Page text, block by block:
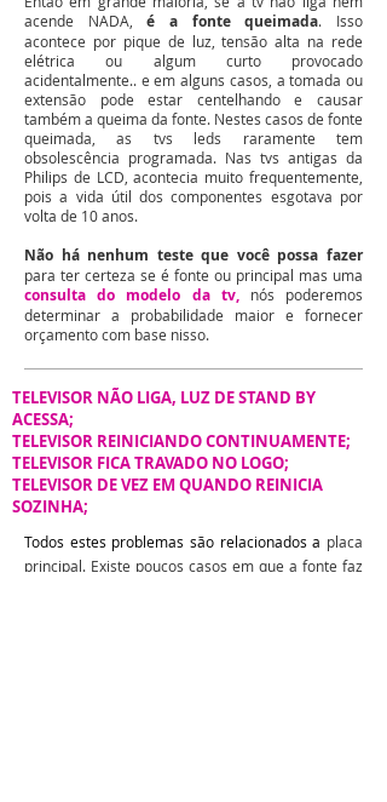
acende NADA,é a fonte queimada. Isso
acontece por pique de luz, tensão alta na rede
elétrica ou algum curto provocado
acidentalmente.. e em alguns casos, a tomada ou
extensão pode estar centelhando e causar
também a queima da fonte. Nestes casos de fonte
queimada, as tvs leds raramente tem
obsolescência programada. Nas tvs antigas da
Philips de LCD, acontecia muito frequentemente,
pois a vida útil dos componentes esgotava por
volta de 10 anos.
Não há nenhum teste que você possa fazer
para ter certeza se é fonte ou principal mas uma
consulta do modelo da tv, nós poderemos
determinar a probabilidade maior e fornecer
orçamento com base nisso.
TELEVISOR NÃO LIGA, LUZ DE STAND BY
ACESSA;
TELEVISOR REINICIANDO CONTINUAMENTE;
TELEVISOR FICA TRAVADO NO LOGO;
TELEVISOR DE VEZ EM QUANDO REINICIA
SOZINHA;
Todos estes problemas são relacionados a placa
principal. Existe poucos casos em que a fonte faz